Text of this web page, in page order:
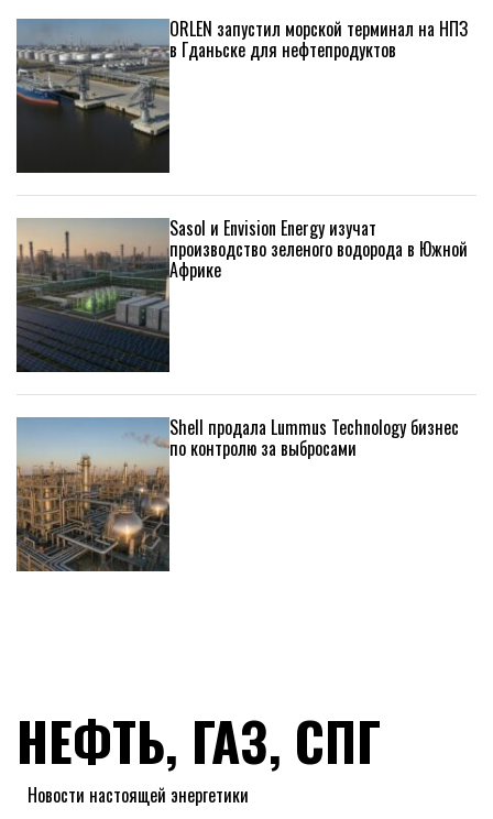
ORLEN запустил морской терминал на НПЗ
в Гданьске для нефтепродуктов
Sasol и Envision Energy изучат
производство зеленого водорода в Южной
Африке
Shell продала Lummus Technology бизнес
по контролю за выбросами
НЕФТЬ, ГАЗ, СПГ
Новости настоящей энергетики